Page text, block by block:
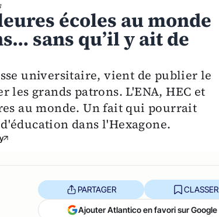
écoles au monde
sans qu’il y ait de
universitaire, vient de publier le
les grands patrons. L'ENA, HEC et
au monde. Un fait qui pourrait
dans l'Hexagone.
PARTAGER CLASSER
Ajouter Atlantico en favori sur Google